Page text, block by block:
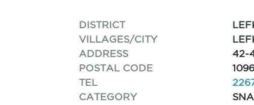
DISTRICT
VILLAGES/CITY
ADDRESS
42-
POSTAL CODE
TEL
CATEGORY